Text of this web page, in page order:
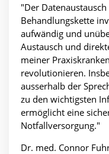
"Der
Behandlungskette
aufwändig und
Austausch und
meiner
revolutionieren.
ausserhalb der
zu den wichtigsten
ermöglicht eine
Notfallversorgung."
Dr. med. Connor